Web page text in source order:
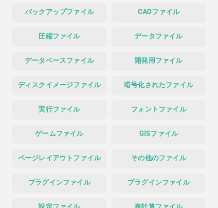
バックアップファイル CADファイル
圧縮ファイル データファイル
データベースファイル 開発用ファイル
ディスクイメージファイル 暗号化されたファイル
実行ファイル フォントファイル
ゲームファイル GISファイル
ページレイアウトファイル その他のファイル
プラグインファイル プラグインファイル